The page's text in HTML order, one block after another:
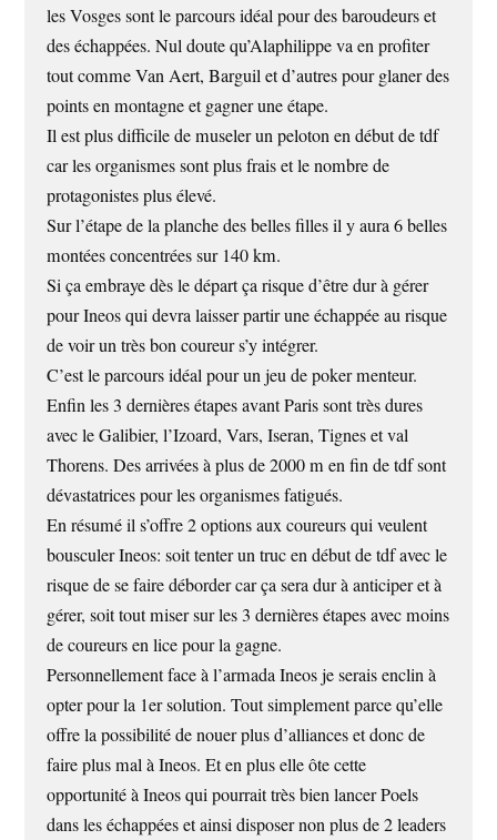
les Vosges sont le parcours idéal pour des baroudeurs et
des échappées. Nul doute qu’Alaphilippe va en profiter
tout comme Van Aert, Barguil et d’autres pour glaner des
points en montagne et gagner une étape.
Il est plus difficile de museler un peloton en début de tdf
car les organismes sont plus frais et le nombre de
protagonistes plus élevé.
Sur l’étape de la planche des belles filles il y aura 6 belles
montées concentrées sur 140 km.
Si ça embraye dès le départ ça risque d’être dur à gérer
pour Ineos qui devra laisser partir une échappée au risque
de voir un très bon coureur s’y intégrer.
C’est le parcours idéal pour un jeu de poker menteur.
Enfin les 3 dernières étapes avant Paris sont très dures
avec le Galibier, l’Izoard, Vars, Iseran, Tignes et val
Thorens. Des arrivées à plus de 2000 m en fin de tdf sont
dévastatrices pour les organismes fatigués.
En résumé il s’offre 2 options aux coureurs qui veulent
bousculer Ineos: soit tenter un truc en début de tdf avec le
risque de se faire déborder car ça sera dur à anticiper et à
gérer, soit tout miser sur les 3 dernières étapes avec moins
de coureurs en lice pour la gagne.
Personnellement face à l’armada Ineos je serais enclin à
opter pour la 1er solution. Tout simplement parce qu’elle
offre la possibilité de nouer plus d’alliances et donc de
faire plus mal à Ineos. Et en plus elle ôte cette
opportunité à Ineos qui pourrait très bien lancer Poels
dans les échappées et ainsi disposer non plus de 2 leaders